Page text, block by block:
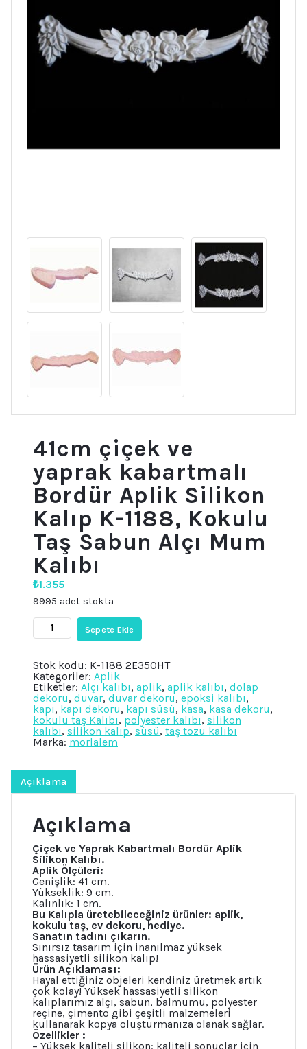
41cm çiçek ve
yaprak kabartmalı
Bordür Aplik Silikon
Kalıp K-1188, Kokulu
Taş Sabun Alçı Mum
Kalıbı
₺1.355
9995 adet stokta
41cm
çiçek
kabartmalı
Bordür
Aplik
Silikon
Kalıp
K-
1188,
Kokulu
Alçı
Mum
Kalıbı
Sepete Ekle
Stok kodu: K-1188 2E350HT
Kategoriler: Aplik
Etiketler: Alçı kalıbı, aplik, aplik kalıbı, dolap
dekoru, duvar, duvar dekoru, epoksi kalıbı,
kapı, kapı dekoru, kapı süsü, kasa, kasa dekoru,
kokulu taş Kalıbı, polyester kalıbı, silikon
kalıbı, silikon kalıp, süsü, taş tozu kalıbı
Marka: morlalem
Açıklama
Açıklama
Çiçek ve Yaprak Kabartmalı Bordür Aplik
Silikon Kalıbı.
Aplik Ölçüleri:
Genişlik: 41 cm.
Yükseklik: 9 cm.
Kalınlık: 1 cm.
Bu Kalıpla üretebileceğiniz ürünler: aplik,
kokulu taş, ev dekoru, hediye.
Sanatın tadını çıkarın.
Sınırsız tasarım için inanılmaz yüksek
hassasiyetli silikon kalıp!
Ürün Açıklaması:
Hayal ettiğiniz objeleri kendiniz üretmek artık
çok kolay! Yüksek hassasiyetli silikon
kalıplarımız alçı, sabun, balmumu, polyester
reçine, çimento gibi çeşitli malzemeleri
kullanarak kopya oluşturmanıza olanak sağlar.
Özellikler :
– Yüksek kaliteli silikon: kaliteli sonuçlar için